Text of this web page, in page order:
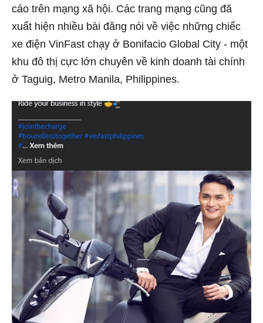
cáo trên mạng xã hội. Các trang mạng cũng đã
xuất hiện nhiều bài đăng nói về việc những chiếc
xe điện VinFast chạy ở Bonifacio Global City - một
khu đô thị cực lớn chuyên về kinh doanh tài chính
ở Taguig, Metro Manila, Philippines.